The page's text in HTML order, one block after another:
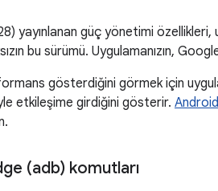
yayınlanan güç yönetimi özellikleri,
bu sürümü. Uygulamanızın,
gösterdiğini görmek için
etkileşime girdiğini gösterir.
(adb) komutları